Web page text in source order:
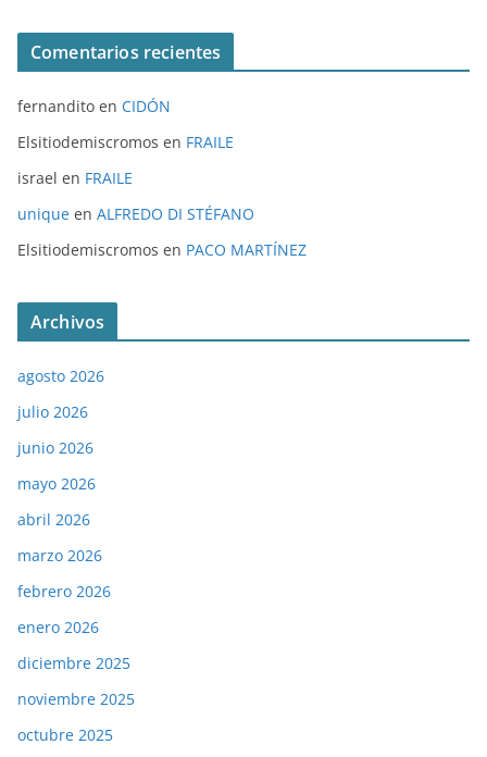
Comentarios recientes
fernandito en CIDÓN
Elsitiodemiscromos en FRAILE
israel en FRAILE
unique en ALFREDO DI STÉFANO
Elsitiodemiscromos en PACO MARTÍNEZ
Archivos
agosto 2026
julio 2026
junio 2026
mayo 2026
abril 2026
marzo 2026
febrero 2026
enero 2026
diciembre 2025
noviembre 2025
octubre 2025